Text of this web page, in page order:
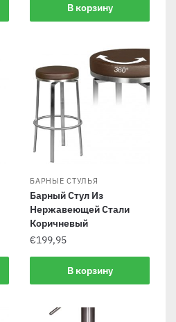
В корзину
БАРНЫЕ СТУЛЬЯ
Барный Стул Из
Нержавеющей Стали
Коричневый
€199,95
В корзину